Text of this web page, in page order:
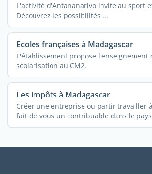
L'activité d'Antananarivo invite au sport
Découvrez les possibilités ...
Ecoles françaises à Madagascar
L'établissement propose l'enseignement
scolarisation au CM2.
Les impôts à Madagascar
Créer une entreprise ou partir travailler
fait de vous un contribuable dans le